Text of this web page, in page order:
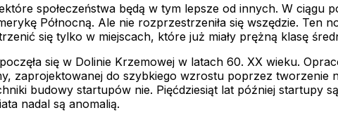
społeczeństwa będą w tym lepsze od innych. W ciągu
Północną. Ale nie rozprzestrzeniła się wszędzie. Ten
się tylko w miejscach, które już miały prężną klasę
się w Dolinie Krzemowej w latach 60. XX wieku.
zaprojektowanej do szybkiego wzrostu poprzez tworzenie
budowy startupów nie. Pięćdziesiąt lat później startupy
nadal są anomalią.